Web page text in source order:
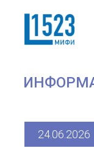
24.06.2026